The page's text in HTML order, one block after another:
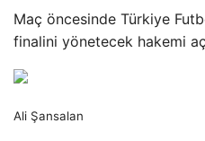
Maç öncesinde Türkiye
finalini yönetecek hakemi
Ali Şansalan